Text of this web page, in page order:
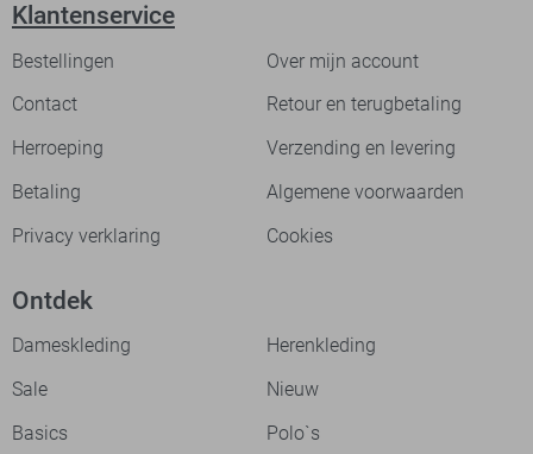
Klantenservice
Bestellingen
Over mijn account
Contact
Retour en terugbetaling
Herroeping
Verzending en levering
Betaling
Algemene voorwaarden
Privacy verklaring
Cookies
Ontdek
Dameskleding
Herenkleding
Sale
Nieuw
Basics
Polo`s